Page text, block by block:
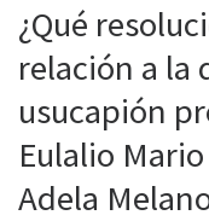
¿Qué
relación a la
usucapión
Eulalio
Adela